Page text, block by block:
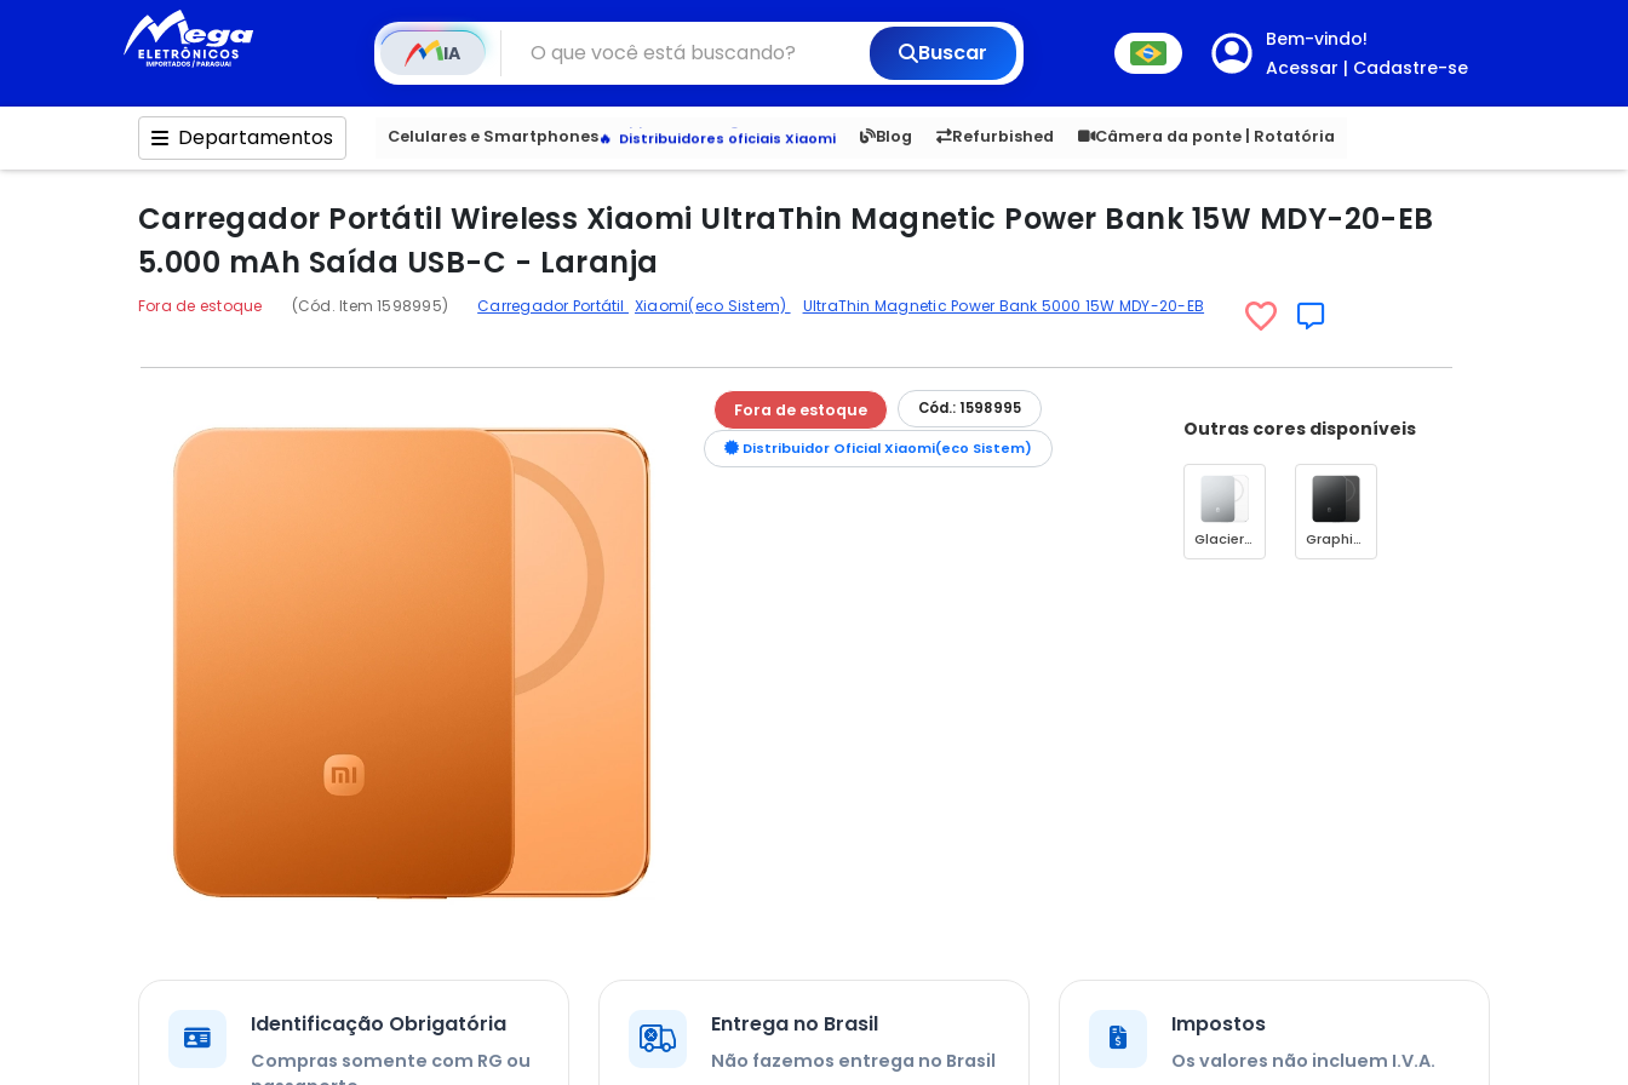
IA Buscar
Bem-vindo!
Acessar | Cadastre-se
Departamentos Celulares e Smartphones
Veja os Lançamentos
Distribuidores oficiais Xiaomi
Blog Refurbished Câmera da ponte | Rotatória
6,050 5.20 1,900 1.00
Carregador Portátil Wireless Xiaomi UltraThin Magnetic Power Bank 15W MDY-20-EB
5.000 mAh Saída USB-C - Laranja
Fora de estoque (Cód. Item 1598995) Carregador Portátil Xiaomi(eco Sistem) UltraThin Magnetic Power Bank 5000 15W MDY-20-EB
Fora de estoque Cód.: 1598995
Distribuidor Oficial Xiaomi(eco Sistem)
Outras cores disponíveis
Glacier Silver Graphite Black
Identificação Obrigatória
Compras somente com RG ou
Entrega no Brasil
Não fazemos entrega no Brasil
Impostos
Os valores não incluem I.V.A.